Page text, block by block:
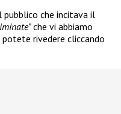
che incitava il
che vi abbiamo
rivedere cliccando